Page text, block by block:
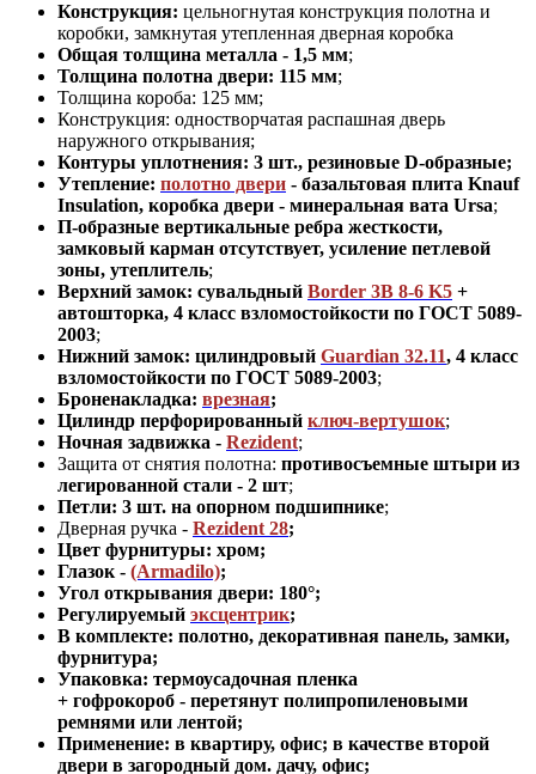
Конструкция: цельногнутая конструкция полотна и
коробки, замкнутая утепленная дверная коробка
Общая толщина металла - 1,5 мм;
Толщина полотна двери: 115 мм;
Толщина короба: 125 мм;
Конструкция: одностворчатая распашная дверь
наружного открывания;
Контуры уплотнения: 3 шт., резиновые D-образные;
Утепление: полотно двери - базальтовая плита Knauf
Insulation, коробка двери - минеральная вата Ursa;
П-образные вертикальные ребра жесткости,
замковый карман отсутствует, усиление петлевой
зоны, утеплитель;
Верхний замок: сувальдный Border 3B 8-6 K5 +
автошторка, 4 класс взломостойкости по ГОСТ 5089-
2003;
Нижний замок: цилиндровый Guardian 32.11, 4 класс
взломостойкости по ГОСТ 5089-2003;
Броненакладка: врезная;
Цилиндр перфорированный ключ-вертушок;
Ночная задвижка - Rezident;
Защита от снятия полотна: противосъемные штыри из
легированной стали - 2 шт;
Петли: 3 шт. на опорном подшипнике;
Дверная ручка - Rezident 28;
Цвет фурнитуры: хром;
Глазок - (Armadilo);
Угол открывания двери: 180°;
Регулируемый эксцентрик;
В комплекте: полотно, декоративная панель, замки,
фурнитура;
Упаковка: термоусадочная пленка
+ гофрокороб - перетянут полипропиленовыми
ремнями или лентой;
Применение: в квартиру, офис; в качестве второй
двери в загородный дом. дачу, офис;